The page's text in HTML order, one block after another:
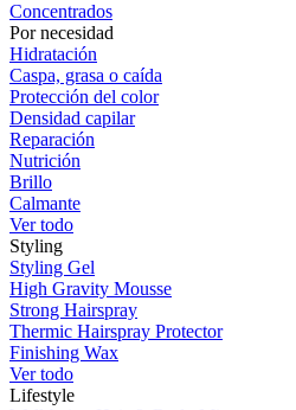
Concentrados
Por necesidad
Hidratación
Caspa, grasa o caída
Protección del color
Densidad capilar
Reparación
Nutrición
Brillo
Calmante
Ver todo
Styling
Styling Gel
High Gravity Mousse
Strong Hairspray
Thermic Hairspray Protector
Finishing Wax
Ver todo
Lifestyle